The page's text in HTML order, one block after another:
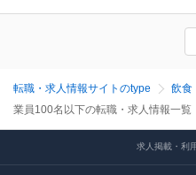
転職・求人情報サイトのtype 飲食
業員100名以下の転職・求人情報一覧
求人掲載・利